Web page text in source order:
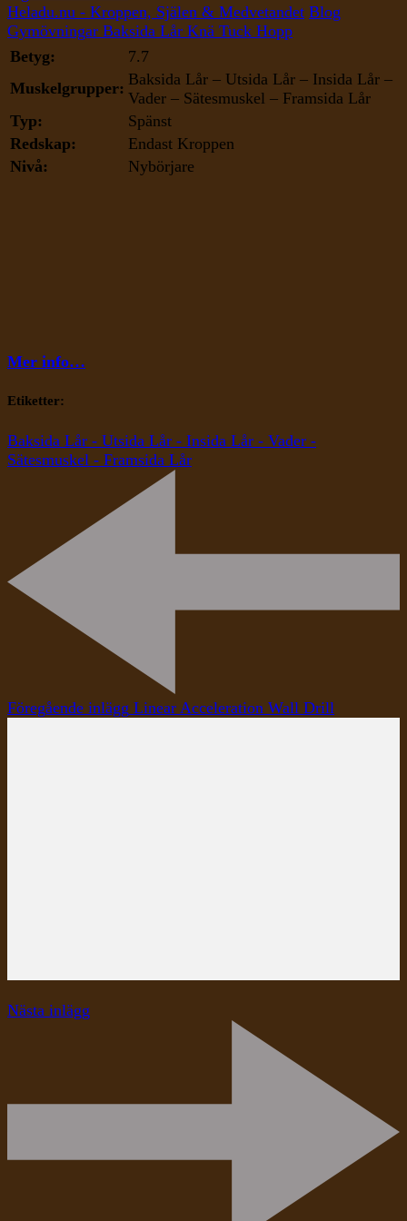
Knä
Tuck
Hopp
Heladu.nu - Kroppen, Själen & Medvetandet Blog
Gymövningar Baksida Lår Knä Tuck Hopp
Betyg:
7.7
Muskelgrupper: Baksida Lår – Utsida Lår – Insida Lår –
Vader – Sätesmuskel – Framsida Lår
Typ:
Spänst
Redskap:
Endast Kroppen
Nivå:
Nybörjare
Mer info…
Etiketter:
Baksida Lår - Utsida Lår - Insida Lår - Vader -
Sätesmuskel - Framsida Lår
Inläggsnavigering
Föregående inlägg Linear Acceleration Wall Drill
Nästa inlägg